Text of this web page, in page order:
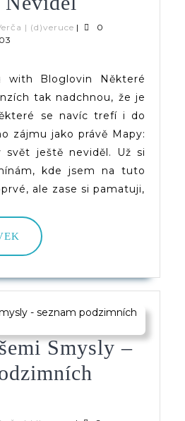
|
Světa,
Jaký
Svět
Ještě
Neviděl
| (d)veruceVerča
|
0
with Bloglovin Některé
tak nadchnou, že je
se navíc trefí i do
zájmu jako právě Mapy:
svět ještě neviděl. Už si
kde jsem na tuto
ale zase si pamatuji,
CELÝ
PŘÍSPĚVEK
Smysly –